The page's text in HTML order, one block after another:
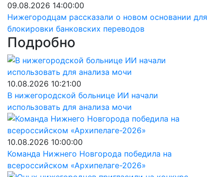
09.08.2026 14:00:00
Нижегородцам рассказали о новом основании для
блокировки банковских переводов
Подробно
10.08.2026 10:21:00
В нижегородской больнице ИИ начали
использовать для анализа мочи
10.08.2026 10:00:00
Команда Нижнего Новгорода победила на
всероссийском «Архипелаге-2026»